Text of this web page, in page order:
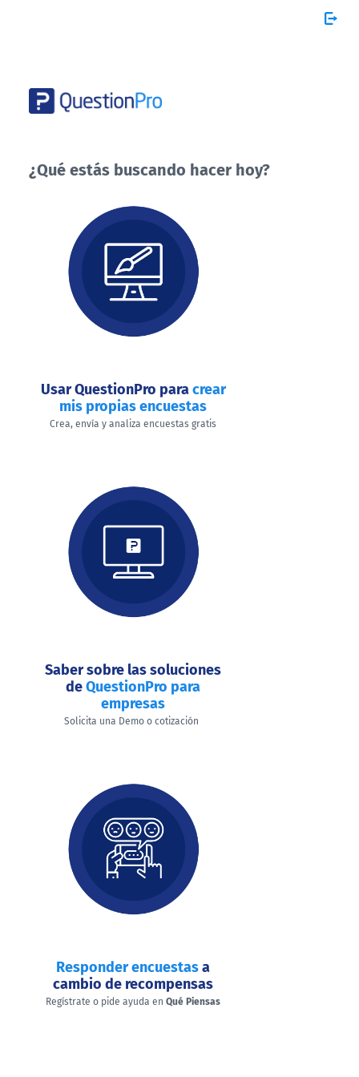
¿Qué estás buscando hacer hoy?
buscando
hacer
Usar QuestionPro paracrear
mis propias encuestas
Crea, envía y analiza encuestas gratis
Saber sobre las soluciones
deQuestionPro para
empresas
Solicita una Demo o cotización
Responder encuestasa
cambio de recompensas
Regístrate o pide ayuda en Qué Piensas